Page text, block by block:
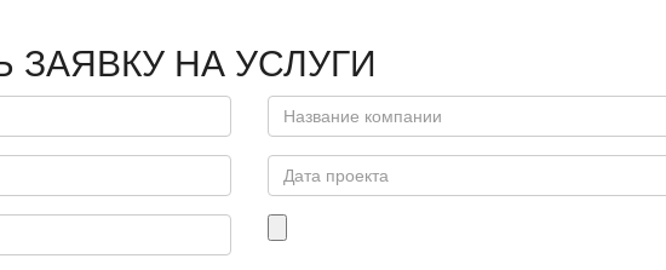
ЗАЯВКУ НА УСЛУГИ